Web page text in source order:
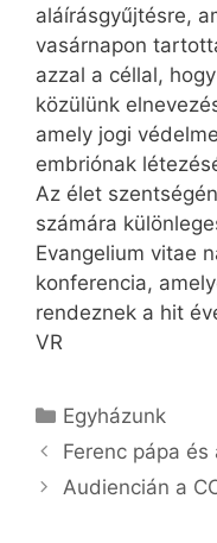
aláírásgyűjtésre,
vasárnapon
azzal a céllal,
közülünk
amely jogi
embriónak
Az élet
számára
Evangelium vitae
konferencia,
rendeznek a hit
VR
Kategória
Egyházunk
Ferenc pápa
Audiencián a